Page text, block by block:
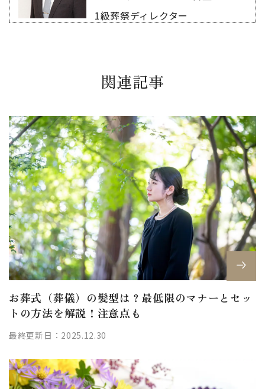
1級葬祭ディレクター
関連記事
お葬式（葬儀）の髪型は？最低限のマナーとセッ
トの方法を解説！注意点も
最終更新日：2025.12.30